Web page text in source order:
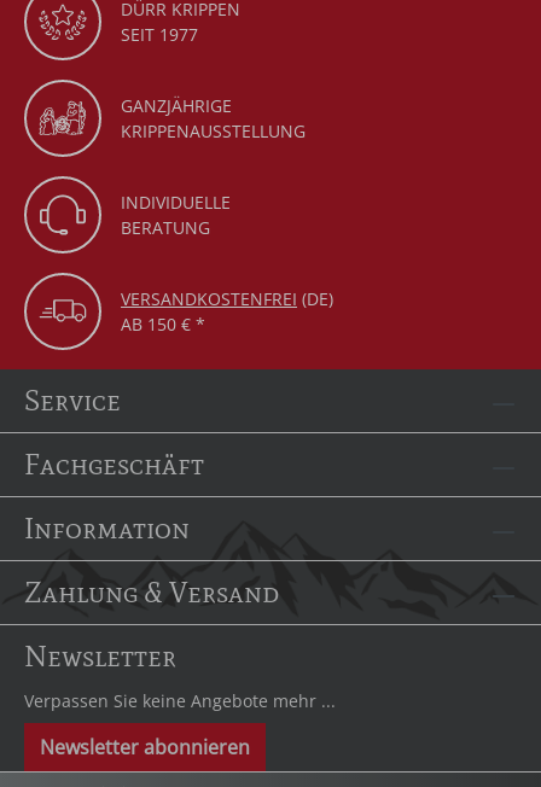
DÜRR KRIPPEN
SEIT 1977
GANZJÄHRIGE
KRIPPENAUSSTELLUNG
INDIVIDUELLE
BERATUNG
VERSANDKOSTENFREI (DE)
AB 150 € *
Service
Fachgeschäft
Information
Zahlung & Versand
Newsletter
Verpassen Sie keine Angebote mehr ...
Newsletter abonnieren